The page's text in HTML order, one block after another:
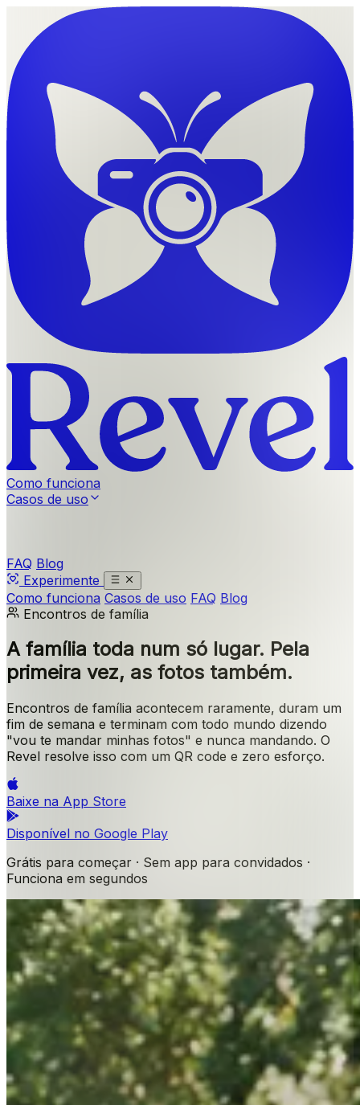
Como funciona
Casos de uso
FAQ Blog
Experimente
Como funciona Casos de uso FAQ Blog
Encontros de família
A família toda num só lugar. Pela
primeira vez, as fotos também.
Encontros de família acontecem raramente, duram um
fim de semana e terminam com todo mundo dizendo
"vou te mandar minhas fotos" e nunca mandando. O
Revel resolve isso com um QR code e zero esforço.
Baixe na App Store
Disponível no Google Play
Grátis para começar · Sem app para convidados ·
Funciona em segundos